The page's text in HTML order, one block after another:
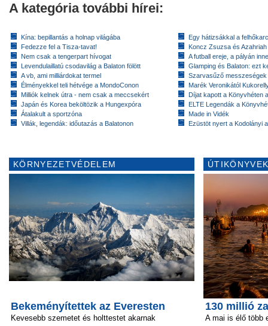
A kategória további hírei:
Kína: bepillantás a holnap világába
Fedezze fel a Tisza-tavat!
Nem csak a tengerpart hívogat
Levendulaillatú csodavilág a Balaton fölött
A vb, ami milliárdokat termel
Élményekkel teli hétvége a MondoConon
Milliók kelnek útra - nem csak a meccsekért
Japán és Korea beköltözik a Hungexpóra
Átalakult a sportzóna
Villák, legendák: időutazás a Balatonon
Egy hátizsákkal a
Koncz Zsuzsa és
A futball ereje, a pályán
Glamping és Balaton: ezt
Szarvasűző messzeségek
Marék Veronikától
Díjat kapott a Könyvhéten
ELTE Legendák a
Made in Vidék
Ezüstöt nyert a Kodolányi
KÖRNYEZETVÉDELEM
Bekeményítettek az Everesten
Kevesebb szemetet és holttestet akarnak
130 millió
A mai is élő több